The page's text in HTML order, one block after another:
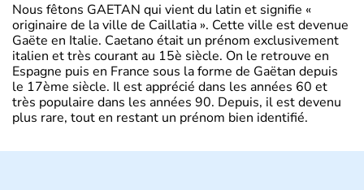
Nous fêtons GAETAN qui vient du latin et signifie «
originaire de la ville de Caillatia ». Cette ville est devenue
Gaëte en Italie. Caetano était un prénom exclusivement
italien et très courant au 15è siècle. On le retrouve en
Espagne puis en France sous la forme de Gaëtan depuis
le 17ème siècle. Il est apprécié dans les années 60 et
très populaire dans les années 90. Depuis, il est devenu
plus rare, tout en restant un prénom bien identifié.